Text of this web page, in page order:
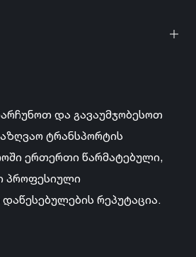
და გავაუმჯობესოთ
ტრანსპორტის
ერთერთი წარმატებული,
პროფესიული
რეპუტაცია.